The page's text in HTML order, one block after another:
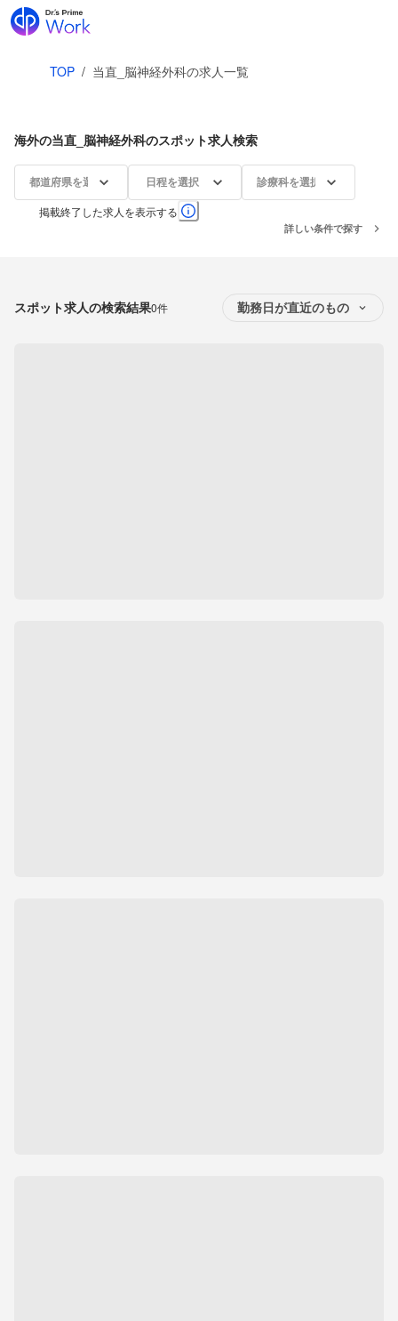
TOP / 当直_脳神経外科の求人一覧
海外の当直_脳神経外科のスポット求人検索
都道府県を選択 日程を選択 診療科を選択
掲載終了した求人を表示する
詳しい条件で探す
スポット求人の検索結果0件 勤務日が直近のもの